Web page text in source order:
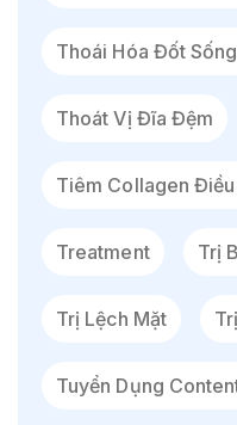
Thoái Hóa Đốt
Thoát Vị Đĩa Đệm
Tiêm Collagen
Treatment Trị
Trị Lệch Mặt
Tuyển Dụng